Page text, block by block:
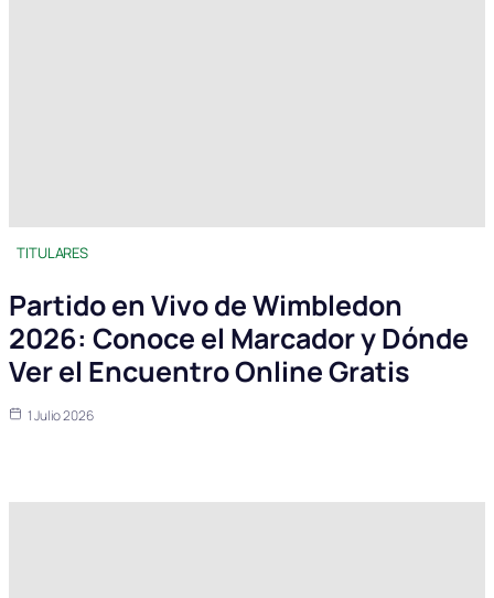
TITULARES
Partido en Vivo de Wimbledon
2026: Conoce el Marcador y Dónde
Ver el Encuentro Online Gratis
1 Julio 2026